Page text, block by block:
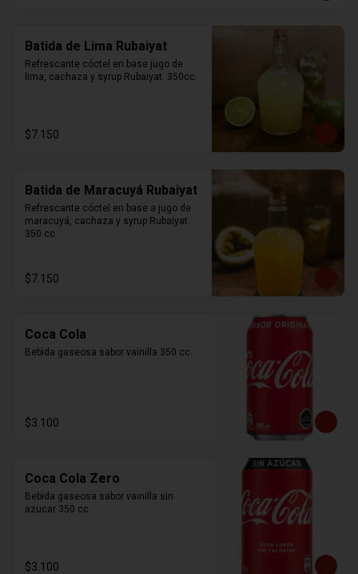
Batida de Lima Rubaiyat
Refrescante cóctel en base jugo de
lima, cachaza y syrup Rubaiyat. 350cc.
$7.150
Batida de Maracuyá Rubaiyat
Refrescante cóctel en base a jugo de
maracuyá, cachaza y syrup Rubaiyat.
350 cc.
$7.150
Coca Cola
Bebida gaseosa sabor vainilla 350 cc.
$3.100
Coca Cola Zero
Bebida gaseosa sabor vainilla sin
azucar 350 cc.
$3.100